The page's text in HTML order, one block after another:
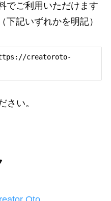
でご利用いただけます
下記いずれかを明記）
https://creatoroto-
さい。